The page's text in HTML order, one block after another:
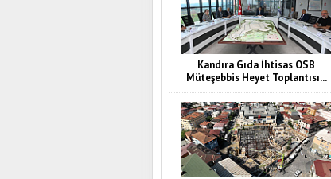
Kandıra Gıda İhtisas OSB
Müteşebbis Heyet Toplantısı...